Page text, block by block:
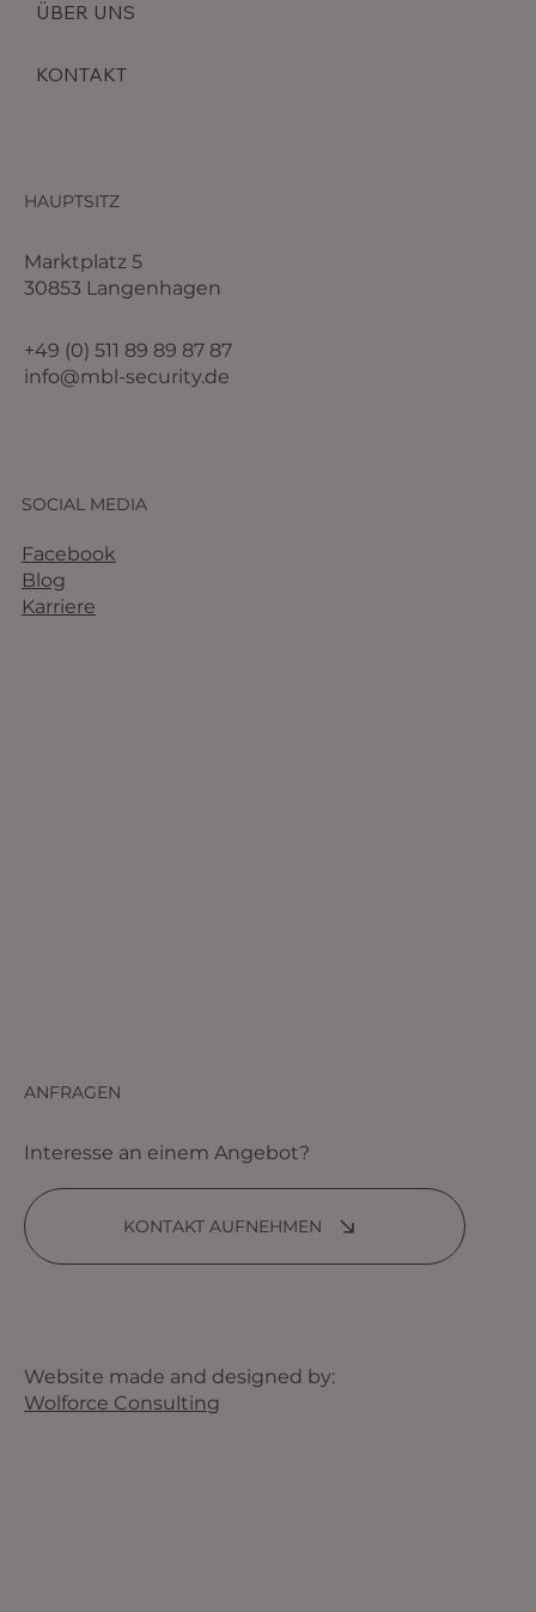
ÜBER UNS
KONTAKT
+49 (0) 511 89 89 87 87
info@mbl-security.de
Marktplatz 5
30853 Langenhagen
HAUPTSITZ
SOCIAL MEDIA
Facebook
Blog
Karriere
ANFRAGEN
Interesse an einem Angebot?
KONTAKT AUFNEHMEN
Website made and designed by:
Wolforce Consulting